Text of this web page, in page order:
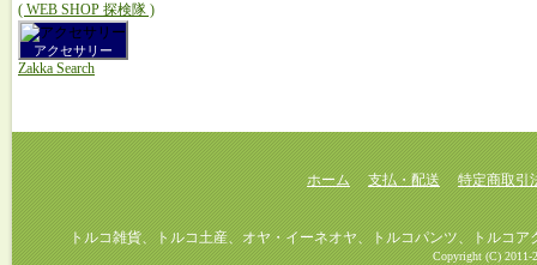
( WEB SHOP 探検隊 )
アクセサリー
Zakka Search
ホーム 支払・配送 特定商取引
トルコ雑貨、トルコ土産、オヤ・イーネオヤ、トルコパンツ、トルコアク
Copyright (C) 2011-